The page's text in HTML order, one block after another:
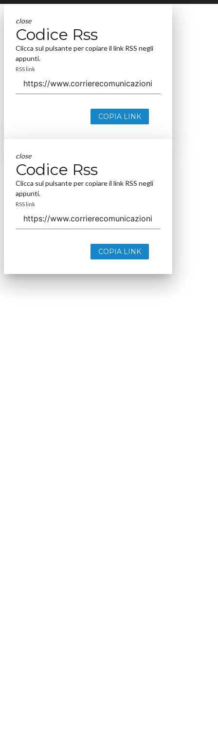
close
Codice Rss
Clicca sul pulsante per copiare il link RSS negli
appunti.
RSS link
COPIA LINK
close
Codice Rss
Clicca sul pulsante per copiare il link RSS negli
appunti.
RSS link
COPIA LINK